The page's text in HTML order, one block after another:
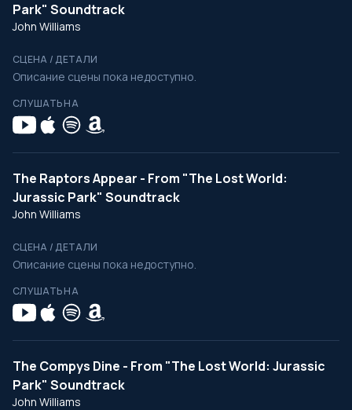
Park" Soundtrack
John Williams
СЦЕНА / ДЕТАЛИ
Описание сцены пока недоступно.
СЛУШАТЬ НА
The Raptors Appear - From "The Lost World:
Jurassic Park" Soundtrack
John Williams
СЦЕНА / ДЕТАЛИ
Описание сцены пока недоступно.
СЛУШАТЬ НА
The Compys Dine - From "The Lost World: Jurassic
Park" Soundtrack
John Williams